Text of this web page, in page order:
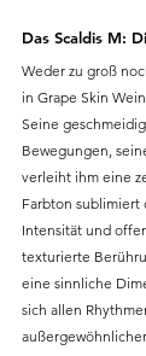
Das Scaldis M:
Weder zu groß
in Grape Skin
Seine
Bewegungen,
verleiht ihm eine
Farbton sublimiert
Intensität und
texturierte
eine sinnliche
sich allen